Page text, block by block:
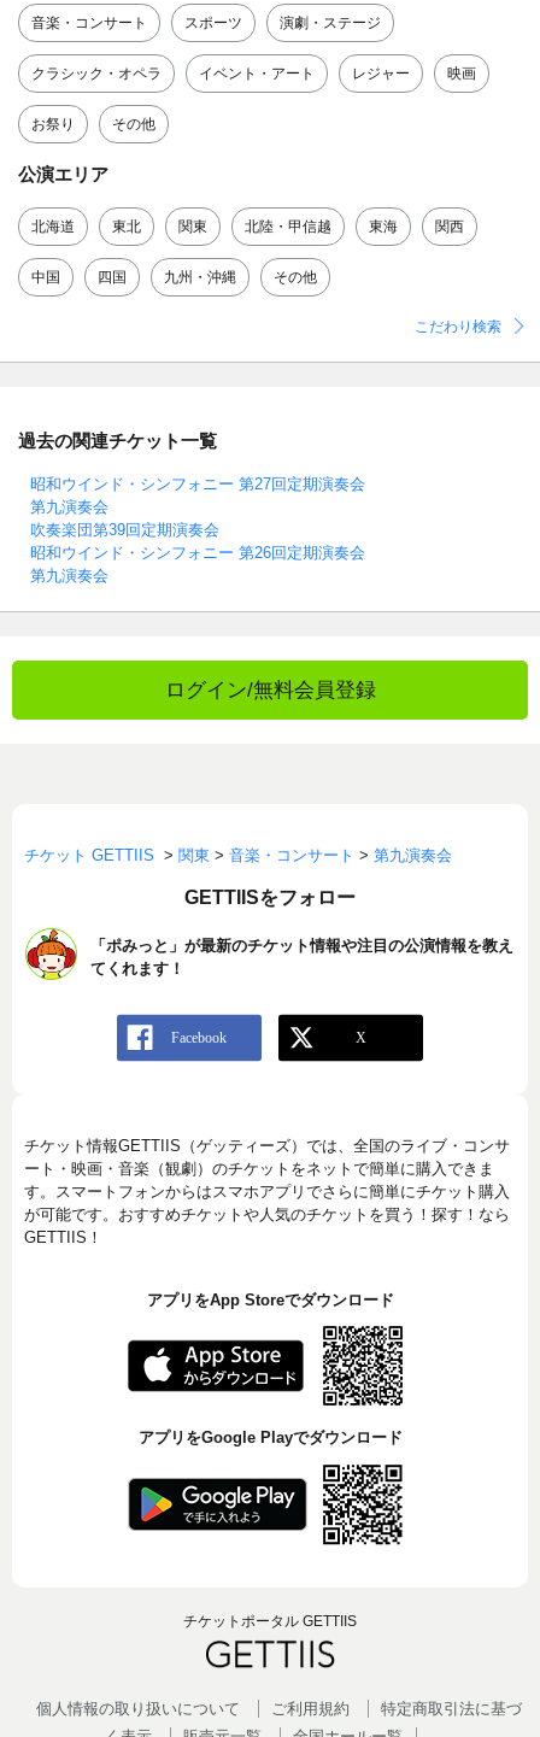
音楽・コンサート スポーツ 演劇・ステージ
クラシック・オペラ イベント・アート レジャー 映画
お祭り その他
公演エリア
北海道 東北 関東 北陸・甲信越 東海 関西
中国 四国 九州・沖縄 その他
こだわり検索
過去の関連チケット一覧
昭和ウインド・シンフォニー 第27回定期演奏会
第九演奏会
吹奏楽団第39回定期演奏会
昭和ウインド・シンフォニー 第26回定期演奏会
第九演奏会
ログイン/無料会員登録
チケット GETTIIS > 関東 > 音楽・コンサート > 第九演奏会
GETTIISをフォロー
「ポみっと」が最新のチケット情報や注目の公演情報を教え
てくれます！
チケット情報GETTIIS（ゲッティーズ）では、全国のライブ・コンサ
ート・映画・音楽（観劇）のチケットをネットで簡単に購入できま
す。スマートフォンからはスマホアプリでさらに簡単にチケット購入
が可能です。おすすめチケットや人気のチケットを買う！探す！なら
GETTIIS！
アプリをApp Storeでダウンロード
アプリをGoogle Playでダウンロード
チケットポータル GETTIIS
個人情報の取り扱いについて ご利用規約
特定商取引法に基づ